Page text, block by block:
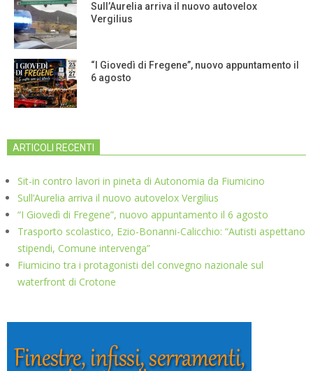
Sull’Aurelia arriva il nuovo autovelox
Vergilius
“I Giovedì di Fregene”, nuovo appuntamento il
6 agosto
ARTICOLI RECENTI
Sit-in contro lavori in pineta di Autonomia da Fiumicino
Sull’Aurelia arriva il nuovo autovelox Vergilius
“I Giovedì di Fregene”, nuovo appuntamento il 6 agosto
Trasporto scolastico, Ezio-Bonanni-Calicchio: “Autisti aspettano
stipendi, Comune intervenga”
Fiumicino tra i protagonisti del convegno nazionale sul
waterfront di Crotone